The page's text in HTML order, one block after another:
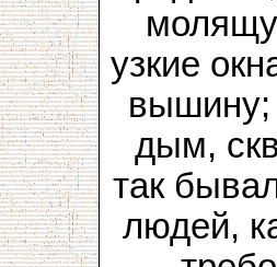
узкие
вышину;
дым,
так
людей,